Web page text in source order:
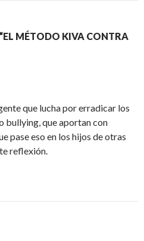
MÉTODO KIVA CONTRA
que lucha por erradicar los
bullying, que aportan con
pase eso en los hijos de otras
reflexión.